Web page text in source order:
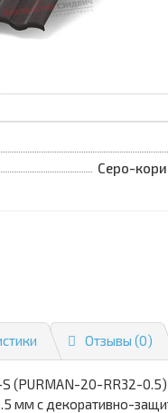
Серо-
Отзывы (0)
(PURMAN-20-RR32-
мм с декоративно-